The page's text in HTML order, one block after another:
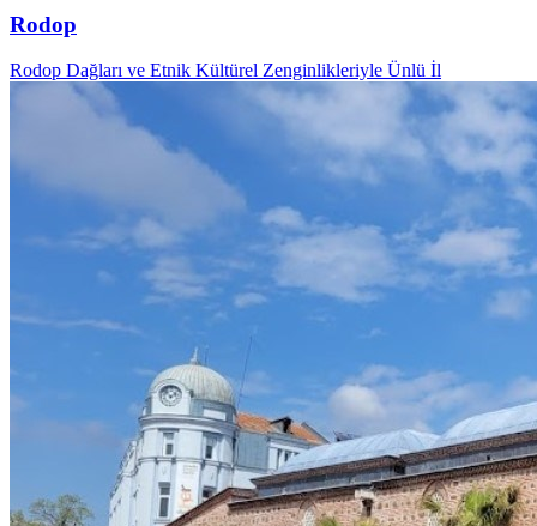
Rodop
Rodop Dağları ve Etnik Kültürel Zenginlikleriyle Ünlü İl